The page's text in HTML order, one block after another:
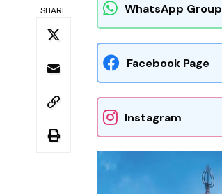
SHARE WhatsApp Group
Facebook Page
Instagram